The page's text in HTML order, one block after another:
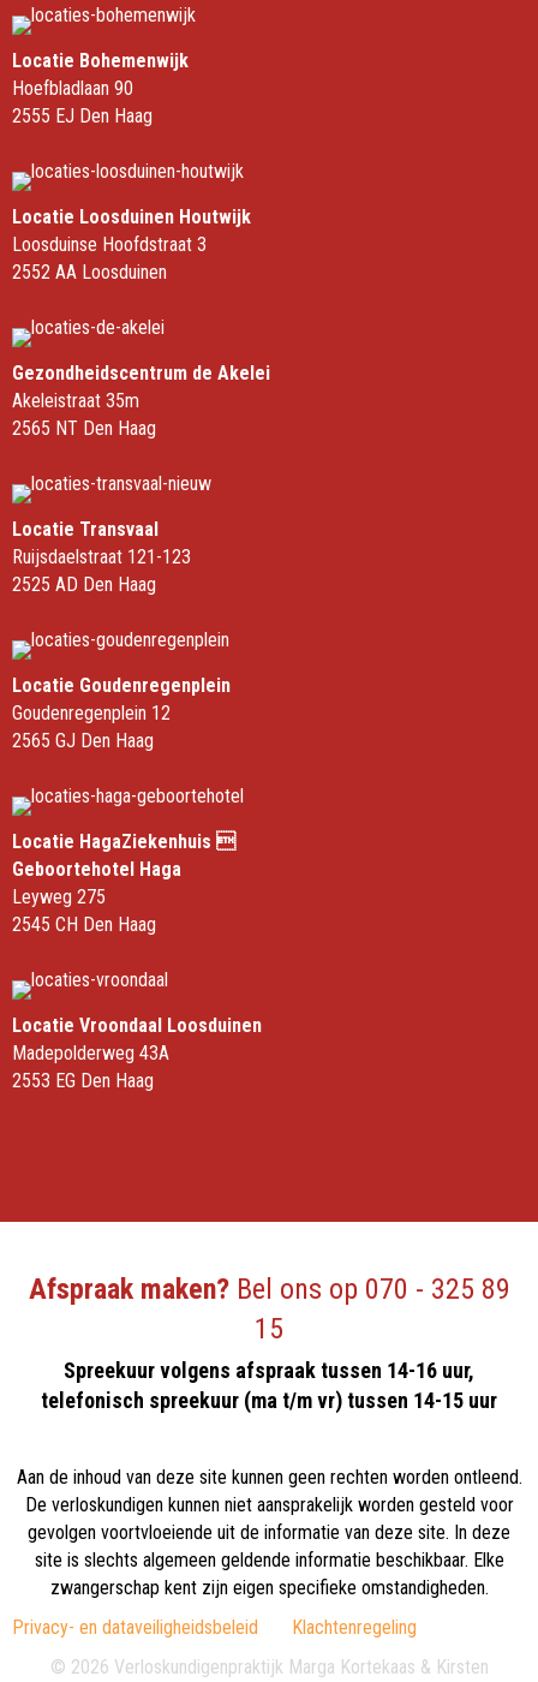
Locatie Bohemenwijk
Hoefbladlaan 90
2555 EJ Den Haag
Locatie Loosduinen Houtwijk
Loosduinse Hoofdstraat 3
2552 AA Loosduinen
Gezondheidscentrum de Akelei
Akeleistraat 35m
2565 NT Den Haag
Locatie Transvaal
Ruijsdaelstraat 121-123
2525 AD Den Haag
Locatie Goudenregenplein
Goudenregenplein 12
2565 GJ Den Haag
Locatie HagaZiekenhuis 
Geboortehotel Haga
Leyweg 275
2545 CH Den Haag
Locatie Vroondaal Loosduinen
Madepolderweg 43A
2553 EG Den Haag
Afspraak maken?Bel ons op 070 - 325 89
15
Spreekuur volgens afspraak tussen 14-16 uur,
telefonisch spreekuur (ma t/m vr) tussen 14-15 uur
Aan de inhoud van deze site kunnen geen rechten worden ontleend.
De verloskundigen kunnen niet aansprakelijk worden gesteld voor
gevolgen voortvloeiende uit de informatie van deze site. In deze
site is slechts algemeen geldende informatie beschikbaar. Elke
zwangerschap kent zijn eigen specifieke omstandigheden.
Privacy- en dataveiligheidsbeleid
Klachtenregeling
© 2026 Verloskundigenpraktijk Marga Kortekaas & Kirsten